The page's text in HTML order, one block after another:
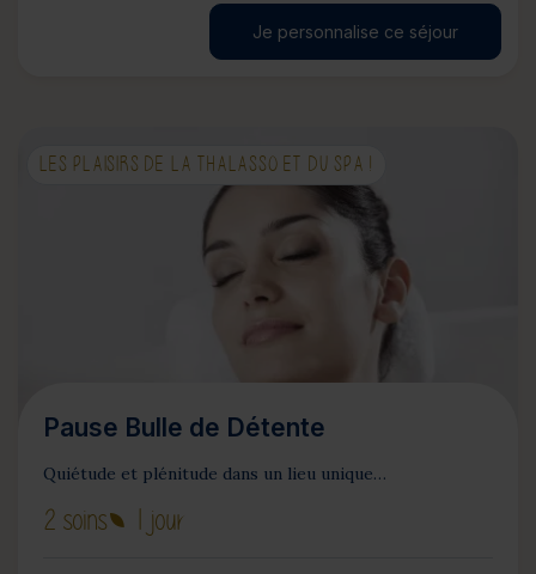
Je personnalise ce séjour
LES PLAISIRS DE LA THALASSO ET DU SPA !
Pause Bulle de Détente
Quiétude et plénitude dans un lieu unique…
2 soins 1 jour